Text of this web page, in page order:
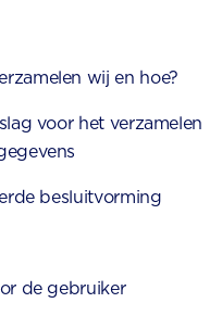
wij en hoe?
voor het verzamelen
besluitvorming
de gebruiker